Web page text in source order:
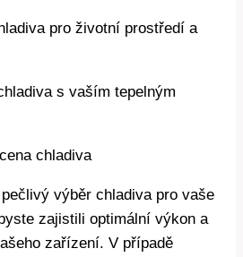
pro životní prostředí a
s vaším tepelným
chladiva
výběr chladiva pro vaše
zajistili optimální výkon a
zařízení. V případě